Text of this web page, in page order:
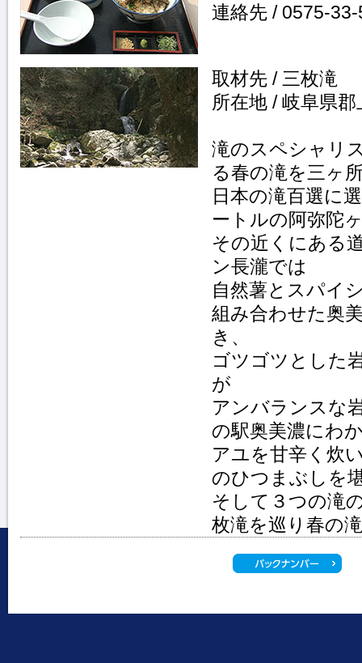
連絡先 / 0575-
取材先 / 三枚滝
所在地 / 岐阜県
滝のスペシャリ
る春の滝を三ヶ
日本の滝百選に
ートルの阿弥陀
その近くにある
ン長瀧では
自然薯とスパイ
組み合わせた奥
き、
ゴツゴツとした
が
アンバランスな
の駅奥美濃にわ
アユを甘辛く炊
のひつまぶしを
そして３つの滝
枚滝を巡り春の